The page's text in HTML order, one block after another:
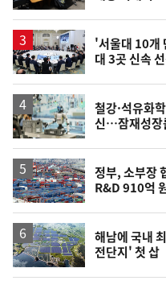
'서울대 10개
대 3곳 신속
철강·석유화
신…잠재성장
정부, 소부장
R&D 910억
해남에 국내
전단지' 첫 삽